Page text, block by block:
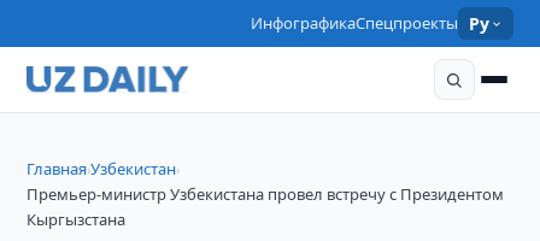
ИнфографикаСпецпроекты Ру
Главная›Узбекистан›
Премьер-министр Узбекистана провел встречу с Президентом
Кыргызстана